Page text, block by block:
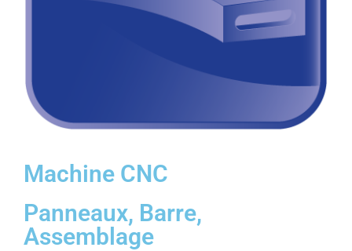
Machine CNC
Panneaux, Barre,
Assemblage